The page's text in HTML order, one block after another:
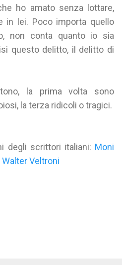
ho amato senza lottare,
in lei. Poco importa quello
non conta quanto io sia
questo delitto, il delitto di
la prima volta sono
la terza ridicoli o tragici.
degli scrittori italiani: Moni
Walter Veltroni